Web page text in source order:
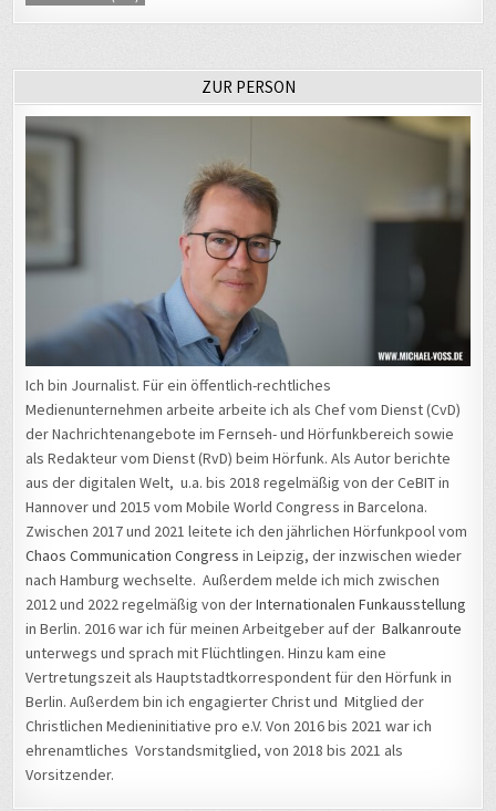
ZUR PERSON
Ich bin Journalist. Für ein öffentlich-rechtliches
Medienunternehmen arbeite arbeite ich als Chef vom Dienst (CvD)
der Nachrichtenangebote im Fernseh- und Hörfunkbereich sowie
als Redakteur vom Dienst (RvD) beim Hörfunk. Als Autor berichte
aus der digitalen Welt, u.a. bis 2018 regelmäßig von der CeBIT in
Hannover und 2015 vom Mobile World Congress in Barcelona.
Zwischen 2017 und 2021 leitete ich den jährlichen Hörfunkpool vom
Chaos Communication Congress in Leipzig, der inzwischen wieder
nach Hamburg wechselte. Außerdem melde ich mich zwischen
2012 und 2022 regelmäßig von derInternationalen Funkausstellung
in Berlin. 2016 war ich für meinen Arbeitgeber auf derBalkanroute
unterwegs und sprach mit Flüchtlingen. Hinzu kam eine
Vertretungszeit als Hauptstadtkorrespondent für den Hörfunk in
Berlin. Außerdem bin ich engagierter Christ und Mitglied der
Christlichen Medieninitiative pro e.V. Von 2016 bis 2021 war ich
ehrenamtliches Vorstandsmitglied, von 2018 bis 2021 als
Vorsitzender.